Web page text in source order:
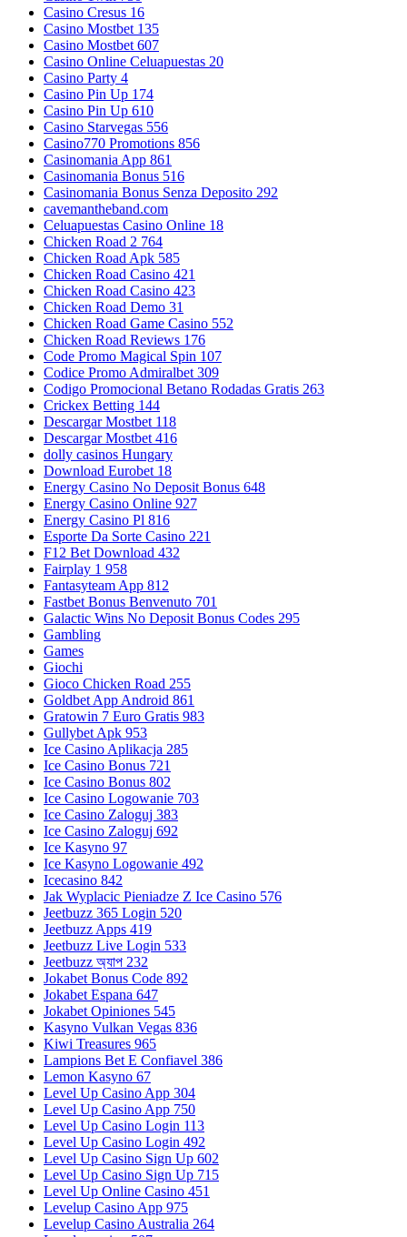
Casino Cresus 16
Casino Mostbet 135
Casino Mostbet 607
Casino Online Celuapuestas 20
Casino Party 4
Casino Pin Up 174
Casino Pin Up 610
Casino Starvegas 556
Casino770 Promotions 856
Casinomania App 861
Casinomania Bonus 516
Casinomania Bonus Senza Deposito 292
cavemantheband.com
Celuapuestas Casino Online 18
Chicken Road 2 764
Chicken Road Apk 585
Chicken Road Casino 421
Chicken Road Casino 423
Chicken Road Demo 31
Chicken Road Game Casino 552
Chicken Road Reviews 176
Code Promo Magical Spin 107
Codice Promo Admiralbet 309
Codigo Promocional Betano Rodadas Gratis 263
Crickex Betting 144
Descargar Mostbet 118
Descargar Mostbet 416
dolly casinos Hungary
Download Eurobet 18
Energy Casino No Deposit Bonus 648
Energy Casino Online 927
Energy Casino Pl 816
Esporte Da Sorte Casino 221
F12 Bet Download 432
Fairplay 1 958
Fantasyteam App 812
Fastbet Bonus Benvenuto 701
Galactic Wins No Deposit Bonus Codes 295
Gambling
Games
Giochi
Gioco Chicken Road 255
Goldbet App Android 861
Gratowin 7 Euro Gratis 983
Gullybet Apk 953
Ice Casino Aplikacja 285
Ice Casino Bonus 721
Ice Casino Bonus 802
Ice Casino Logowanie 703
Ice Casino Zaloguj 383
Ice Casino Zaloguj 692
Ice Kasyno 97
Ice Kasyno Logowanie 492
Icecasino 842
Jak Wyplacic Pieniadze Z Ice Casino 576
Jeetbuzz 365 Login 520
Jeetbuzz Apps 419
Jeetbuzz Live Login 533
Jeetbuzz অ্যাপ 232
Jokabet Bonus Code 892
Jokabet Espana 647
Jokabet Opiniones 545
Kasyno Vulkan Vegas 836
Kiwi Treasures 965
Lampions Bet E Confiavel 386
Lemon Kasyno 67
Level Up Casino App 304
Level Up Casino App 750
Level Up Casino Login 113
Level Up Casino Login 492
Level Up Casino Sign Up 602
Level Up Casino Sign Up 715
Level Up Online Casino 451
Levelup Casino App 975
Levelup Casino Australia 264